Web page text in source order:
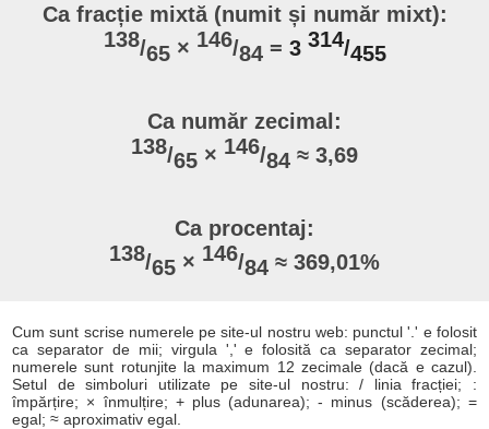
Ca fracție mixtă (numit și număr mixt):
138/65× 146/84 = 3 314/455
Ca număr zecimal:
138/65 × 146/84 ≈ 3,69
Ca procentaj:
138/65 × 146/84 ≈ 369,01%
Cum sunt scrise numerele pe site-ul nostru web: punctul '.' e folosit
ca separator de mii; virgula ',' e folosită ca separator zecimal;
numerele sunt rotunjite la maximum 12 zecimale (dacă e cazul).
Setul de simboluri utilizate pe site-ul nostru: / linia fracției; :
împărțire; × înmulțire; + plus (adunarea); - minus (scăderea); =
egal; ≈ aproximativ egal.